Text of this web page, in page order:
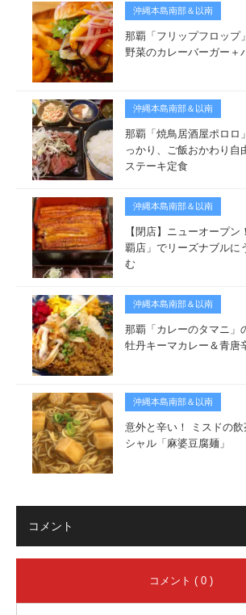
沖縄本島南部＆以南
那覇「フリップフロップ
野菜のカレーバーガー＋
沖縄本島南部＆以南
那覇「焼鳥居酒屋ポロロ
っかり、ご飯おかわり自
ステーキ定食
沖縄本島南部＆以南
【閉店】ニューオープ
覇店」でリーズナブルに
む
沖縄本島南部＆以南
那覇「カレーのタマニ」
牡丹キーマカレー＆青唐
沖縄本島南部＆以南
意外と辛い！ ミスドの
シャル「麻婆豆腐麺」
コメント
コメント ( 0 )